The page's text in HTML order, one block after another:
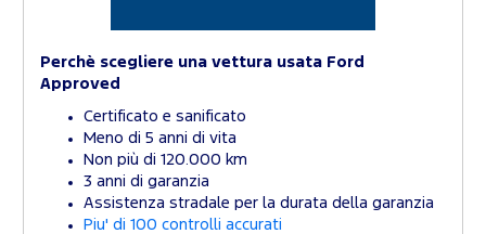
Perchè scegliere una vettura usata Ford
Approved
Certificato e sanificato
Meno di 5 anni di vita
Non più di 120.000 km
3 anni di garanzia
Assistenza stradale per la durata della garanzia
Piu' di 100 controlli accurati